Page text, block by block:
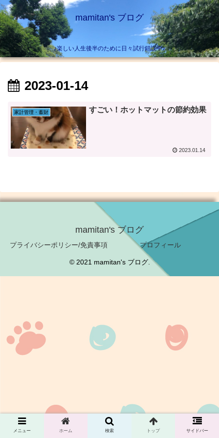
mamitan's ブログ
♪楽しい人生後半のために日々試行錯誤中♪
2023-01-14
家計管理・蓄財 すごい！ホットマットの節約効果
2023.01.14
mamitan's ブログ
プライバシーポリシー/免責事項 プロフィール
© 2021 mamitan's ブログ.
メニュー ホーム 検索 トップ サイドバー